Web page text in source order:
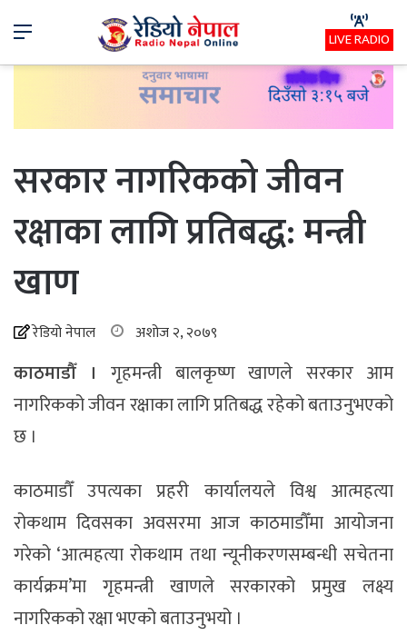
Menu LIVE RADIO
सरकार नागरिकको जीवन
रक्षाका लागि प्रतिबद्ध: मन्त्री
खाण
रेडियो नेपाल अशोज २, २०७९
काठमाडौँ । गृहमन्त्री बालकृष्ण खाणले सरकार आम
नागरिकको जीवन रक्षाका लागि प्रतिबद्ध रहेको बताउनुभएको
छ ।
काठमाडौँ उपत्यका प्रहरी कार्यालयले विश्व आत्महत्या
रोकथाम दिवसका अवसरमा आज काठमाडौँमा आयोजना
गरेको ‘आत्महत्या रोकथाम तथा न्यूनीकरणसम्बन्धी सचेतना
कार्यक्रम’मा गृहमन्त्री खाणले सरकारको प्रमुख लक्ष्य
नागरिकको रक्षा भएको बताउनुभयो ।